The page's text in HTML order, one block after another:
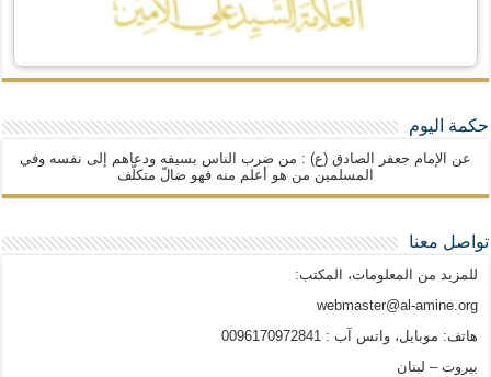
حكمة اليوم
عن الإمام جعفر الصادق (ع) : من ضرب الناس بسيفه ودعاهم إلى نفسه وفي
المسلمين من هو أعلم منه فهو ضالّ متكلّف
تواصل معنا
للمزيد من المعلومات، المكتب:
webmaster@al-amine.org
هاتف: موبايل، واتس آب : 0096170972841
بيروت – لبنان